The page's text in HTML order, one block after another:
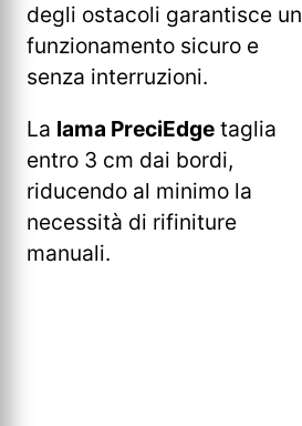
degli ostacoli garantisce un
funzionamento sicuro e
senza interruzioni.
La lama PreciEdge taglia
entro 3 cm dai bordi,
riducendo al minimo la
necessità di rifiniture
manuali.